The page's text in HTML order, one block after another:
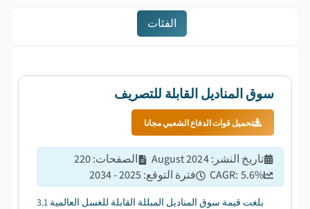
الفئات
سوق المناديل القابلة للتصريف
تحميل قوات الدفاع الشعبي مجانا
تاريخ النشر :
August 2024 الصفحات:
220
CAGR: 5.6% فترة التوقع:
2025 - 2034
بلغت قيمة سوق المناديل المبللة القابلة للغسل العالمية 3.1